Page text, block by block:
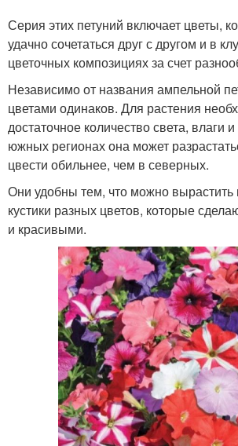
Серия этих петуний включает цветы,
удачно сочетаться друг с другом и в
цветочных композициях за счет
Независимо от названия ампельной
цветами одинаков. Для растения
достаточное количество света, влаги
южных регионах она может
цвести обильнее, чем в северных.
Они удобны тем, что можно вырастить
кустики разных цветов, которые
и красивыми.